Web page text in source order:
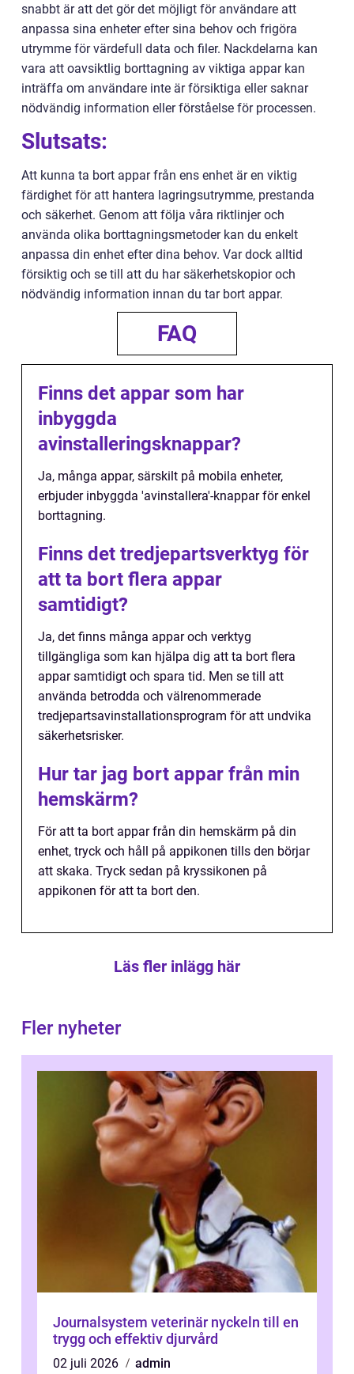
snabbt är att det gör det möjligt för användare att
anpassa sina enheter efter sina behov och frigöra
utrymme för värdefull data och filer. Nackdelarna kan
vara att oavsiktlig borttagning av viktiga appar kan
inträffa om användare inte är försiktiga eller saknar
nödvändig information eller förståelse för processen.
Slutsats:
Att kunna ta bort appar från ens enhet är en viktig
färdighet för att hantera lagringsutrymme, prestanda
och säkerhet. Genom att följa våra riktlinjer och
använda olika borttagningsmetoder kan du enkelt
anpassa din enhet efter dina behov. Var dock alltid
försiktig och se till att du har säkerhetskopior och
nödvändig information innan du tar bort appar.
FAQ
Finns det appar som har
inbyggda
avinstalleringsknappar?
Ja, många appar, särskilt på mobila enheter,
erbjuder inbyggda 'avinstallera'-knappar för enkel
borttagning.
Finns det tredjepartsverktyg för
att ta bort flera appar
samtidigt?
Ja, det finns många appar och verktyg
tillgängliga som kan hjälpa dig att ta bort flera
appar samtidigt och spara tid. Men se till att
använda betrodda och välrenommerade
tredjepartsavinstallationsprogram för att undvika
säkerhetsrisker.
Hur tar jag bort appar från min
hemskärm?
För att ta bort appar från din hemskärm på din
enhet, tryck och håll på appikonen tills den börjar
att skaka. Tryck sedan på kryssikonen på
appikonen för att ta bort den.
Läs fler inlägg här
Fler nyheter
Journalsystem veterinär nyckeln till en
trygg och effektiv djurvård
02 juli 2026
admin